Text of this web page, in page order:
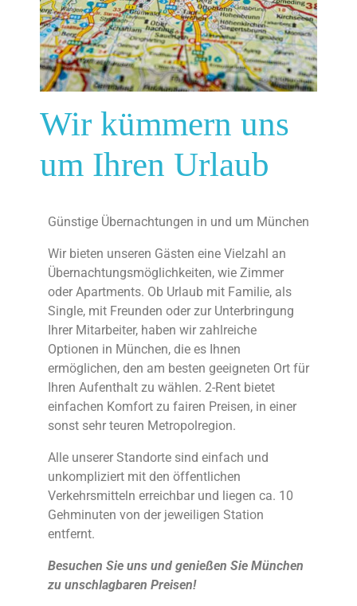
Wir kümmern uns
um Ihren Urlaub
Günstige Übernachtungen in und um München
Wir bieten unseren Gästen eine Vielzahl an
Übernachtungsmöglichkeiten, wie Zimmer
oder Apartments. Ob Urlaub mit Familie, als
Single, mit Freunden oder zur Unterbringung
Ihrer Mitarbeiter, haben wir zahlreiche
Optionen in München, die es Ihnen
ermöglichen, den am besten geeigneten Ort für
Ihren Aufenthalt zu wählen. 2-Rent bietet
einfachen Komfort zu fairen Preisen, in einer
sonst sehr teuren Metropolregion.
Alle unserer Standorte sind einfach und
unkompliziert mit den öffentlichen
Verkehrsmitteln erreichbar und liegen ca. 10
Gehminuten von der jeweiligen Station
entfernt.
Besuchen Sie uns und genießen Sie München
zu unschlagbaren Preisen!